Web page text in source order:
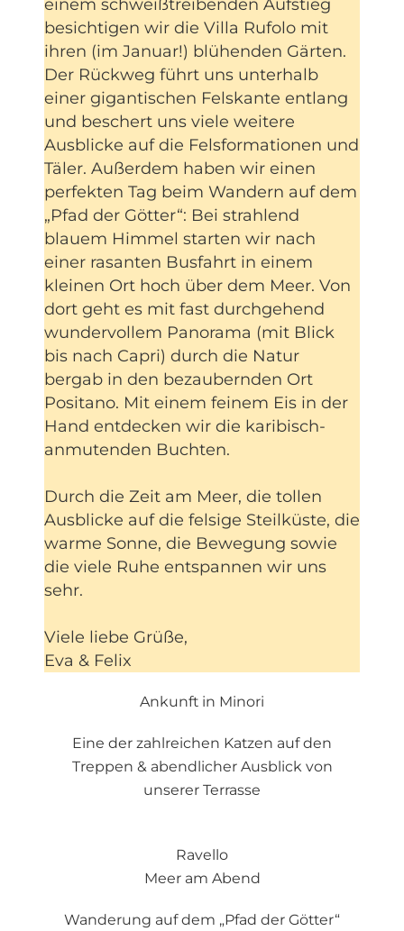
einem schweißtreibenden Aufstieg
besichtigen wir die Villa Rufolo mit
ihren (im Januar!) blühenden Gärten.
Der Rückweg führt uns unterhalb
einer gigantischen Felskante entlang
und beschert uns viele weitere
Ausblicke auf die Felsformationen und
Täler. Außerdem haben wir einen
perfekten Tag beim Wandern auf dem
„Pfad der Götter“: Bei strahlend
blauem Himmel starten wir nach
einer rasanten Busfahrt in einem
kleinen Ort hoch über dem Meer. Von
dort geht es mit fast durchgehend
wundervollem Panorama (mit Blick
bis nach Capri) durch die Natur
bergab in den bezaubernden Ort
Positano. Mit einem feinem Eis in der
Hand entdecken wir die karibisch-
anmutenden Buchten.
Durch die Zeit am Meer, die tollen
Ausblicke auf die felsige Steilküste, die
warme Sonne, die Bewegung sowie
die viele Ruhe entspannen wir uns
sehr.
Viele liebe Grüße,
Eva & Felix
Ankunft in Minori
Eine der zahlreichen Katzen auf den
Treppen & abendlicher Ausblick von
unserer Terrasse
Ravello
Meer am Abend
Wanderung auf dem „Pfad der Götter“